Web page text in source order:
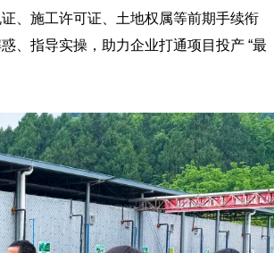
、施工许可证、土地权属等前期手续衔
、指导实操，助力企业打通项目投产 “最